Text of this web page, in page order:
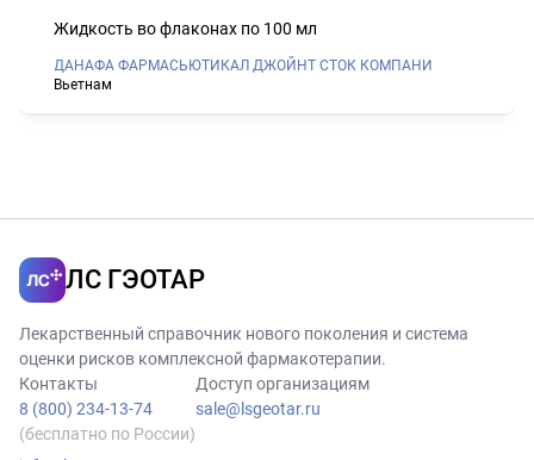
Жидкость во флаконах по 100 мл
ДАНАФА ФАРМАСЬЮТИКАЛ ДЖОЙНТ СТОК КОМПАНИ
Вьетнам
ЛС ГЭОТАР
Лекарственный справочник нового поколения и система
оценки рисков комплексной фармакотерапии.
Контакты
8 (800) 234-13-74
(бесплатно по России)
Доступ организациям
sale@lsgeotar.ru